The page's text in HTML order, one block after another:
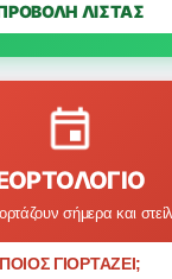
ΛΙΣΤΑΣ
σήμερα και
ΠΟΙΟΣ ΓΙΟΡΤΑΖΕΙ;